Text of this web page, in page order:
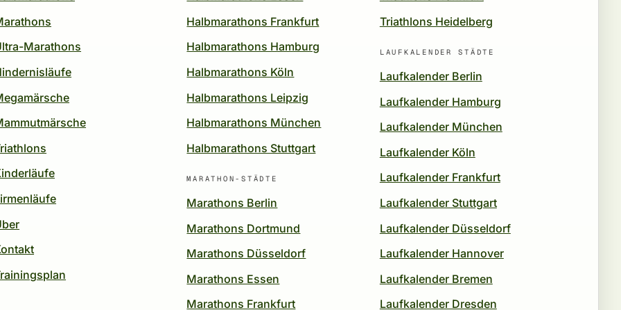
Marathons
Halbmarathons Frankfurt
Halbmarathons Hamburg
Halbmarathons Köln
Halbmarathons Leipzig
Halbmarathons München
Halbmarathons Stuttgart
MARATHON-STÄDTE
Marathons Berlin
Marathons Dortmund
Marathons Düsseldorf
Marathons Essen
Marathons Frankfurt
Triathlons Heidelberg
LAUFKALENDER STÄDTE
Laufkalender Berlin
Laufkalender Hamburg
Laufkalender München
Laufkalender Köln
Laufkalender Frankfurt
Laufkalender Stuttgart
Laufkalender Düsseldorf
Laufkalender Hannover
Laufkalender Bremen
Laufkalender Dresden